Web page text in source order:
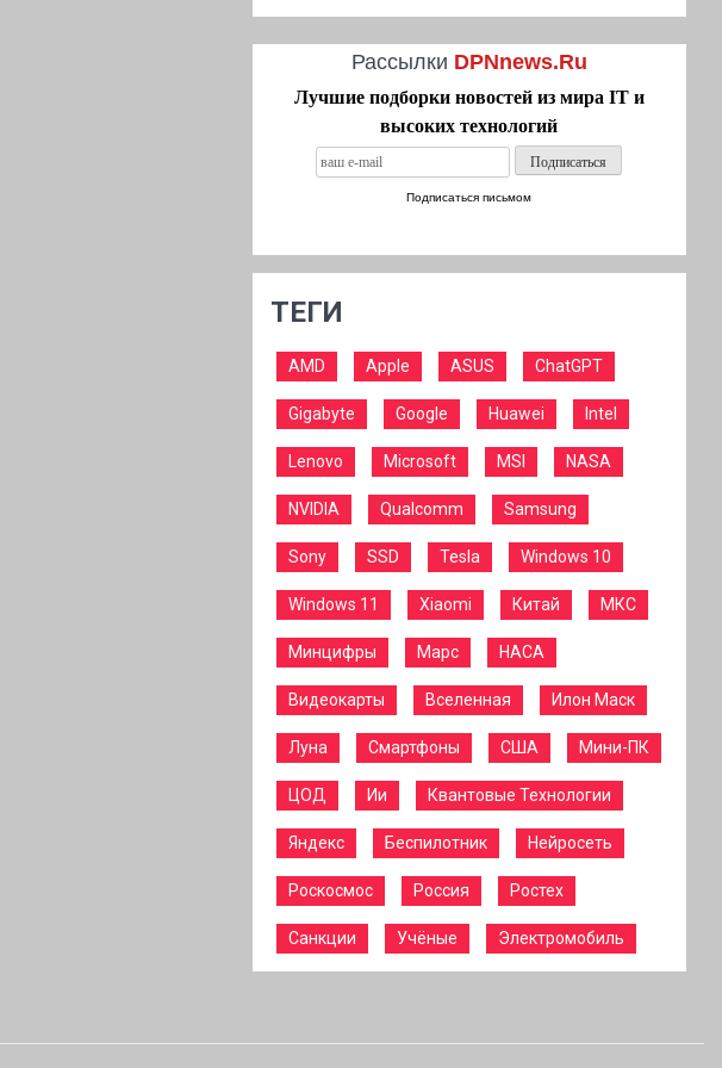
Рассылки DPNnews.Ru
Лучшие подборки новостей из мира IT и
высоких технологий
Подписаться письмом
ТЕГИ
AMD Apple ASUS ChatGPT
Gigabyte Google Huawei Intel
Lenovo Microsoft MSI NASA
NVIDIA Qualcomm Samsung
Sony SSD Tesla Windows 10
Windows 11 Xiaomi Китай МКС
Минцифры Марс НАСА
Видеокарты Вселенная Илон Маск
Луна Смартфоны США Мини-ПК
ЦОД Ии Квантовые Технологии
Яндекс Беспилотник Нейросеть
Роскосмос Россия Ростех
Санкции Учёные Электромобиль